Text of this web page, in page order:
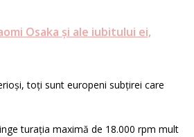
Osaka și ale iubitului ei,
toți sunt europeni subțirei care
turația maximă de 18.000 rpm mult